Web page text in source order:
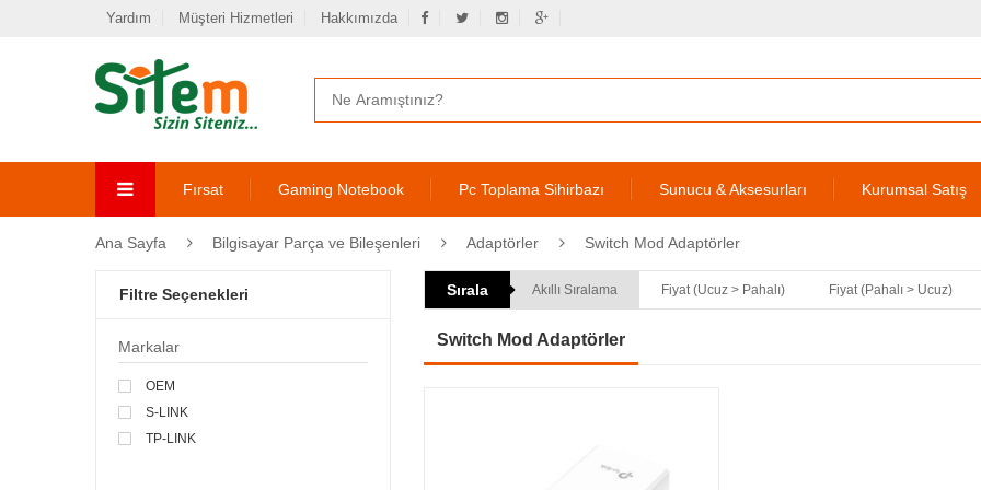
Yardım Müşteri Hizmetleri Hakkımızda
Fırsat Gaming Notebook Pc Toplama Sihirbazı Sunucu & Aksesurları Kurumsal Satış
Ana Sayfa Bilgisayar Parça ve Bileşenleri Adaptörler Switch Mod Adaptörler
Filtre Seçenekleri
Markalar
OEM
S-LINK
TP-LINK
Sırala Akıllı Sıralama Fiyat (Ucuz > Pahalı) Fiyat (Pahalı > Ucuz)
Switch Mod Adaptörler